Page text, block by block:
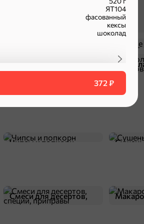
ЯТ104
фасованный
кексы
шоколад
372 ₽
Драже
Чипсы и попкорн
Смеси для десертов,
специи, приправы